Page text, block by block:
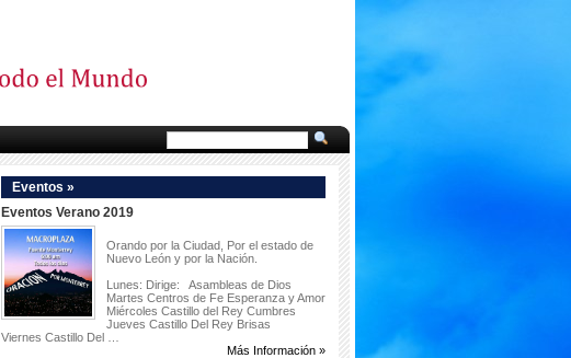
Eventos »
Eventos Verano 2019
Orando por la Ciudad, Por el estado de
Nuevo León y por la Nación.
Lunes: Dirige: Asambleas de Dios
Martes Centros de Fe Esperanza y Amor
Miércoles Castillo del Rey Cumbres
Jueves Castillo Del Rey Brisas
Viernes Castillo Del …
Más Información »